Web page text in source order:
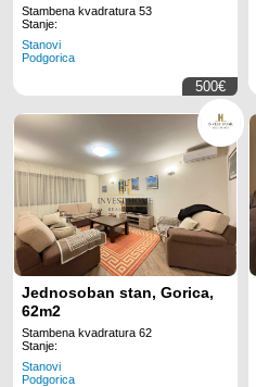
Stambena kvadratura 53
Stanje:
Stanovi
Podgorica
500€
Jednosoban stan, Gorica,
62m2
Stambena kvadratura 62
Stanje:
Stanovi
Podgorica